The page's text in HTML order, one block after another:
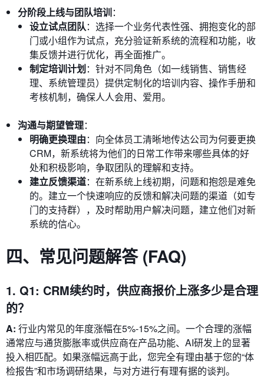
分阶段上线与团队培训：
设立试点团队：选择一个业务代表性强、拥抱变化的部
门或小组作为试点，充分验证新系统的流程和功能，收
集反馈并进行优化，再全面推广。
制定培训计划：针对不同角色（如一线销售、销售经
理、系统管理员）提供定制化的培训内容、操作手册和
考核机制，确保人人会用、爱用。
沟通与期望管理：
明确更换理由：向全体员工清晰地传达公司为何要更换
CRM，新系统将为他们的日常工作带来哪些具体的好
处和积极影响，争取团队的理解和支持。
建立反馈渠道：在新系统上线初期，问题和抱怨是难免
的。建立一个快速响应的反馈和解决问题的渠道（如专
门的支持群），及时帮助用户解决问题，建立他们对新
系统的信心。
四、常见问题解答 (FAQ)
1. Q1: CRM续约时，供应商报价上涨多少是合理
的？
A: 行业内常见的年度涨幅在5%-15%之间。一个合理的涨幅
通常应与通货膨胀率或供应商在产品功能、AI研发上的显著
投入相匹配。如果涨幅远高于此，您完全有理由基于您的“体
检报告”和市场调研结果，与对方进行有理有据的谈判。